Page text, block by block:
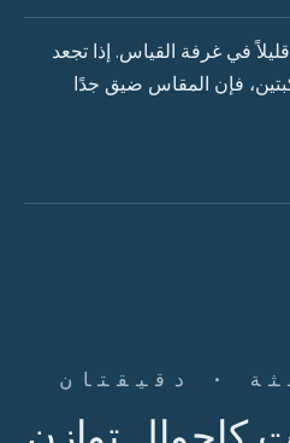
في غرفة القياس. إذا تجعد
فإن المقاس ضيق جدًا
· دقيقتان